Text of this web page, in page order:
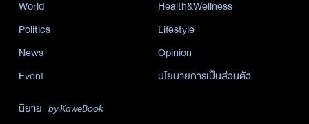
World
Health&Wellness
Politics
Lifestyle
News
Opinion
Event
นโยบายการเป็นส่วนตัว
นิยาย by KaweBook